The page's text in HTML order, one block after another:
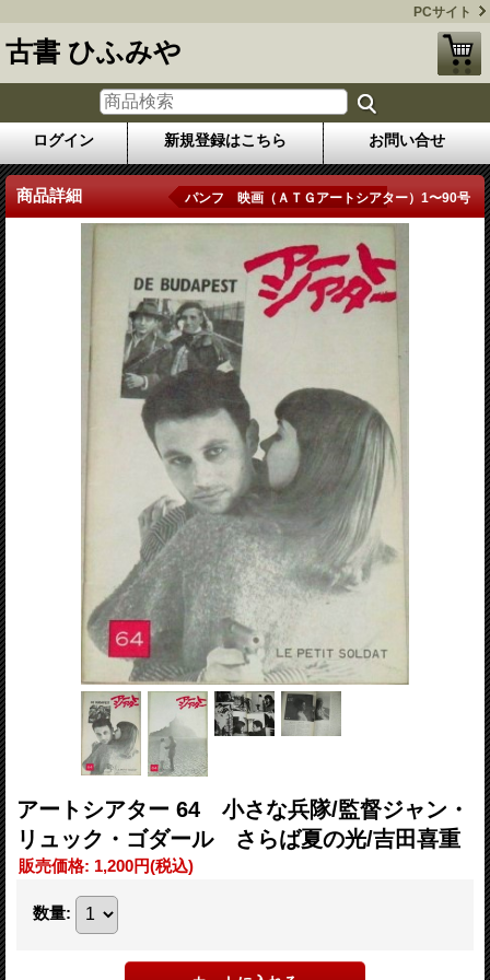
PCサイト
古書 ひふみや
ログイン 新規登録はこちら お問い合せ
商品詳細 パンフ 映画（ＡＴＧアートシアター）1〜90号
アートシアター 64 小さな兵隊/監督ジャン・
リュック・ゴダール さらば夏の光/吉田喜重
販売価格: 1,200円(税込)
数量: